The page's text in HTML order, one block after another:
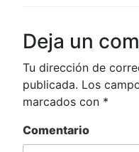
Deja un
Tu dirección de
publicada. Los
marcados con *
Comentario